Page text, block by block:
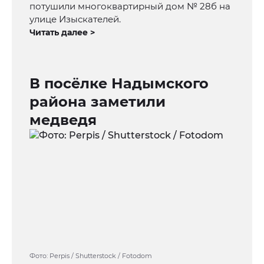
потушили многоквартирный дом № 28б на
улице Изыскателей.
Читать далее >
В посёлке Надымского
района заметили
медведя
Фото: Perpis / Shutterstock / Fotodom